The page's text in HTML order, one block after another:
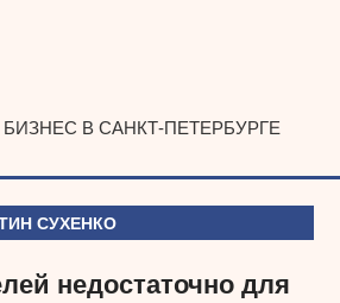
В САНКТ-ПЕТЕРБУРГЕ
СУХЕНКО
недостаточно для